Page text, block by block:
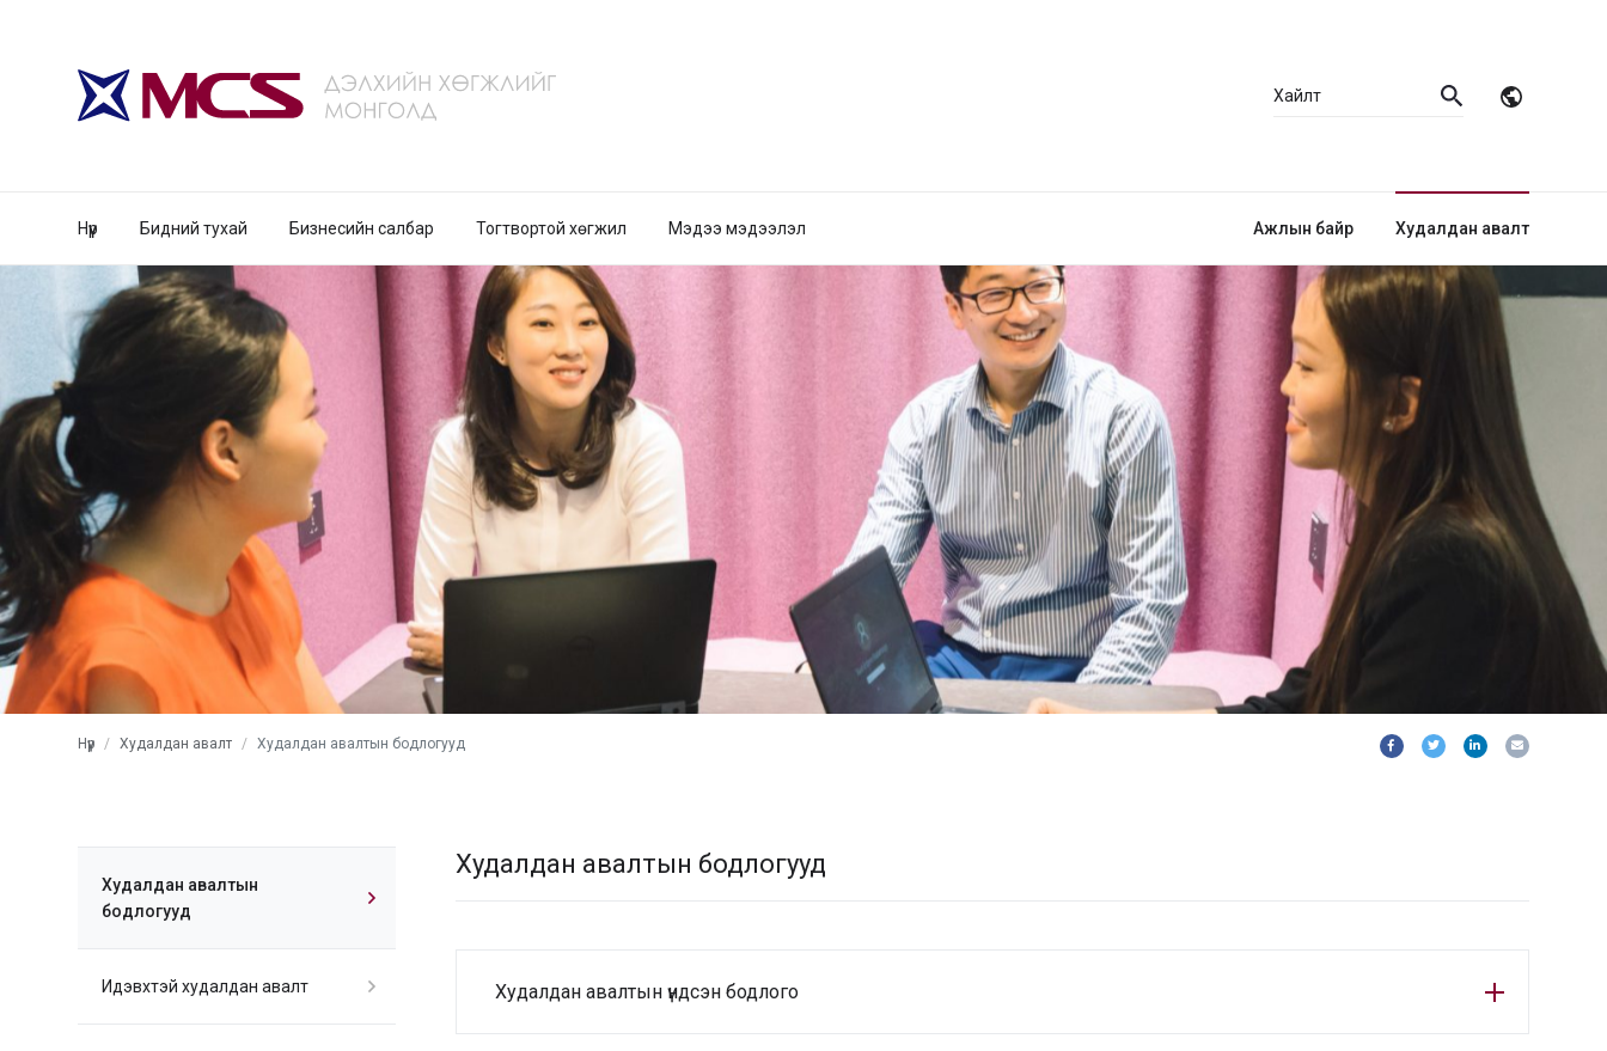
Нүүр Бидний тухай Бизнесийн салбар Тогтвортой хөгжил Мэдээ мэдээлэл Ажлын байр Худалдан авалт
Нүүр Худалдан авалт Худалдан авалтын бодлогууд
Худалдан авалтын
бодлогууд
Идэвхтэй худалдан авалт
Худалдан авалтын бодлогууд
Худалдан авалтын үндсэн бодлого